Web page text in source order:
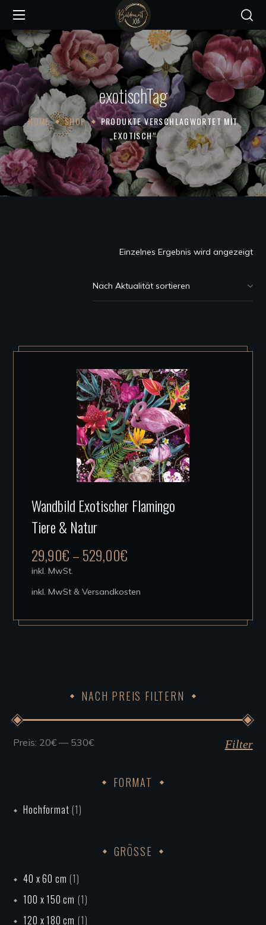
exotischTag
HOME SHOP
PRODUKTE VERSCHLAGWORTET MIT
„EXOTISCH“
Einzelnes Ergebnis wird angezeigt
Produkt
Die
gewählt
werden
Wandbild Exotischer Flamingo
Tiere & Natur
29,90€–529,00€
inkl. MwSt.
inkl. MwSt & Versandkosten
NACH PREIS FILTERN
Min.
Max.
Filter
Preis: 20€ — 530€
FORMAT
Hochformat (1)
GRÖSSE
40 x 60 cm (1)
100 x 150 cm (1)
120 x 180 cm (1)